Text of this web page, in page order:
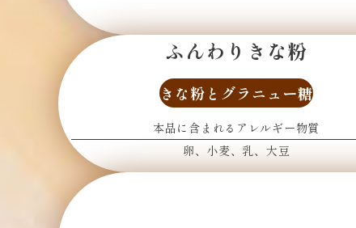
ふんわりきな粉
きな粉と グラニュー糖
本品に含まれるアレルギー物質
卵
小麦 乳 大豆